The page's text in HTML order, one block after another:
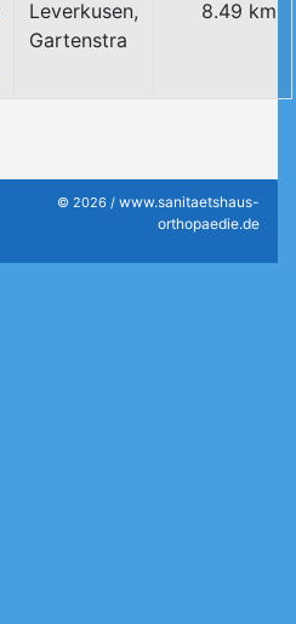
Leverkusen,
Gartenstra
8.49 km
© 2026 / www.sanitaetshaus-
orthopaedie.de